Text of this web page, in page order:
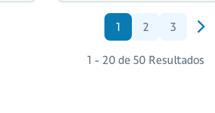
1 2 3
1 - 20 de 50 Resultados